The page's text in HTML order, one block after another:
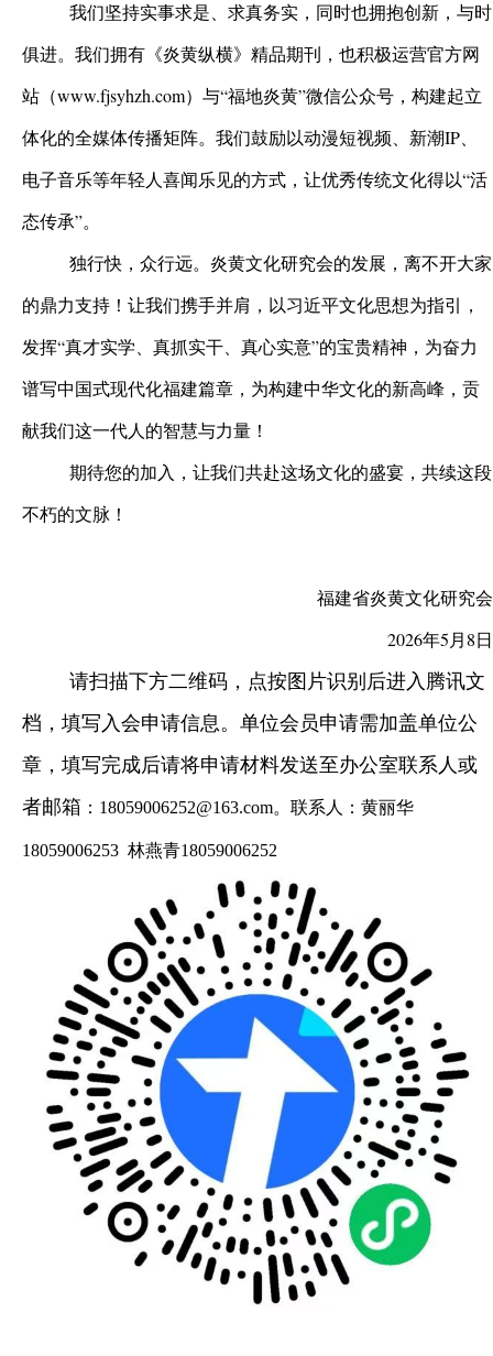
我们坚持实事求是、求真务实，同时也拥抱创新，与时
俱进。我们拥有《炎黄纵横》精品期刊，也积极运营官方网
站（www.fjsyhzh.com）与“福地炎黄”微信公众号，构建起立
体化的全媒体传播矩阵。我们鼓励以动漫短视频、新潮IP、
电子音乐等年轻人喜闻乐见的方式，让优秀传统文化得以“活
态传承”。
独行快，众行远。炎黄文化研究会的发展，离不开大家
的鼎力支持！让我们携手并肩，以习近平文化思想为指引，
发挥“真才实学、真抓实干、真心实意”的宝贵精神，为奋力
谱写中国式现代化福建篇章，为构建中华文化的新高峰，贡
献我们这一代人的智慧与力量！
期待您的加入，让我们共赴这场文化的盛宴，共续这段
不朽的文脉！
福建省炎黄文化研究会
2026年5月8日
请扫描下方二维码，点按图片识别后进入腾讯文
档，填写入会申请信息。单位会员申请需加盖单位公
章，填写完成后请将申请材料发送至办公室联系人或
者邮箱 ：18059006252@163.com。 联系人：黄丽华
18059006253 林燕青18059006252